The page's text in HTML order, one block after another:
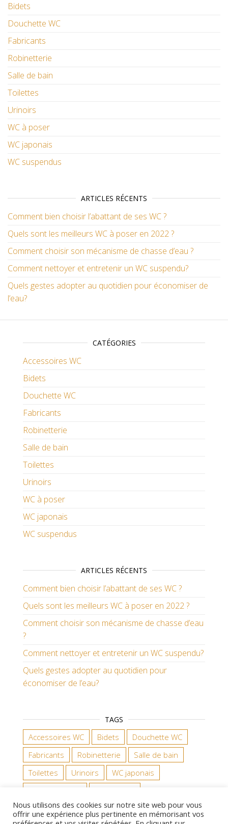
Bidets
Douchette WC
Fabricants
Robinetterie
Salle de bain
Toilettes
Urinoirs
WC à poser
WC japonais
WC suspendus
ARTICLES RÉCENTS
Comment bien choisir l’abattant de ses WC ?
Quels sont les meilleurs WC à poser en 2022 ?
Comment choisir son mécanisme de chasse d’eau ?
Comment nettoyer et entretenir un WC suspendu?
Quels gestes adopter au quotidien pour économiser de
l’eau?
CATÉGORIES
Accessoires WC
Bidets
Douchette WC
Fabricants
Robinetterie
Salle de bain
Toilettes
Urinoirs
WC à poser
WC japonais
WC suspendus
ARTICLES RÉCENTS
Comment bien choisir l’abattant de ses WC ?
Quels sont les meilleurs WC à poser en 2022 ?
Comment choisir son mécanisme de chasse d’eau
?
Comment nettoyer et entretenir un WC suspendu?
Quels gestes adopter au quotidien pour
économiser de l’eau?
TAGS
Accessoires WC Bidets
Douchette WC
Fabricants
Robinetterie
Salle de bain
Toilettes
Urinoirs
WC japonais
Nous utilisons des cookies sur notre site web pour vous
offrir une expérience plus pertinente en mémorisant vos